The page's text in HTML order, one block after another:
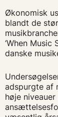
Økonomisk
blandt de
‘When Music
danske
adspurgte af
høje